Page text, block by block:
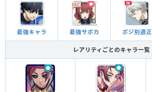
最強キャラ 最強サポカ ポジ別適正
レアリティごとのキャラ一覧